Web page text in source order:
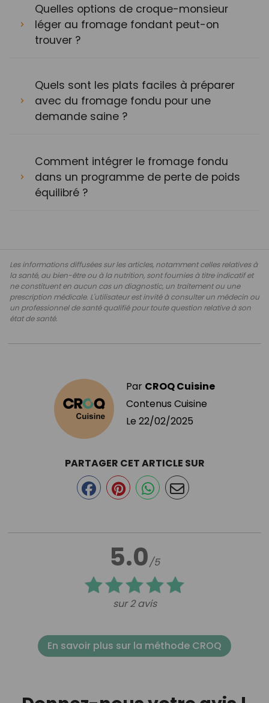
Quelles options de croque-monsieur
léger au fromage fondant peut-on
trouver ?
Quels sont les plats faciles à préparer
avec du fromage fondu pour une
demande saine ?
Comment intégrer le fromage fondu
dans un programme de perte de poids
équilibré ?
Les informations diffusées sur les articles, notamment celles relatives à
la santé, au bien-être ou à la nutrition, sont fournies à titre indicatif et
ne constituent en aucun cas un diagnostic, un traitement ou une
prescription médicale. L'utilisateur est invité à consulter un médecin ou
un professionnel de santé qualifié pour toute question relative à son
état de santé.
Par CROQ Cuisine
Contenus Cuisine
Le 22/02/2025
5.0/5
sur 2 avis
PARTAGER CET ARTICLE SUR
En savoir plus sur la méthode CROQ